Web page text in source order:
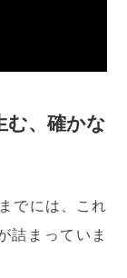
む、確かな
でには、これ
詰まっていま